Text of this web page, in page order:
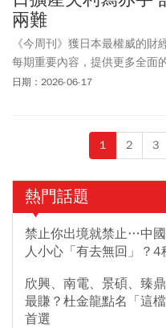
兩難
《今周刊》獲日本最權威的
每期重要內容，提供更多全面
多元的產業動態。
日期：2026-06-17
1 2 3
熱門話題
禁止你出境就禁止…中
人小心「有去無回」？
欣興、南電、景碩、臻
最賺？杜金龍點名「這
首選